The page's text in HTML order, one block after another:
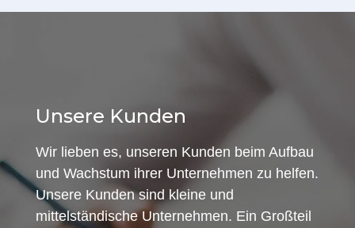
Unsere Kunden
Wir lieben es, unseren Kunden beim Aufbau
und Wachstum ihrer Unternehmen zu helfen.
Unsere Kunden sind kleine und
mittelständische Unternehmen. Ein Großteil